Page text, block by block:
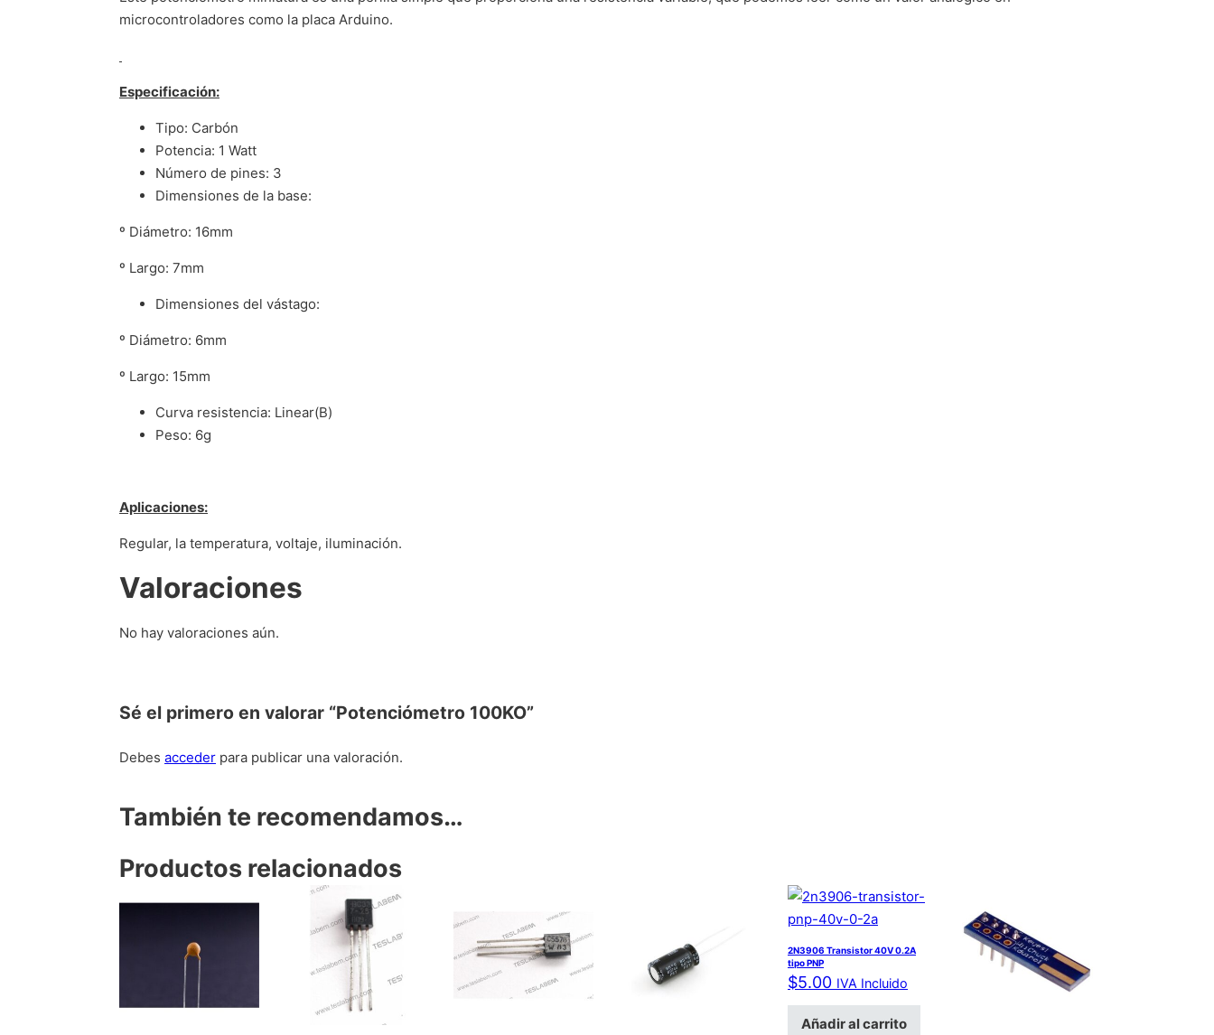
microcontroladores como la placa Arduino.
Especificación:
Tipo: Carbón
Potencia: 1 Watt
Número de pines: 3
Dimensiones de la base:
º Diámetro: 16mm
º Largo: 7mm
Dimensiones del vástago:
º Diámetro: 6mm
º Largo: 15mm
Curva resistencia: Linear(B)
Peso: 6g
Aplicaciones:
Regular, la temperatura, voltaje, iluminación.
Valoraciones
No hay valoraciones aún.
Sé el primero en valorar “Potenciómetro 100KO”
Debes acceder para publicar una valoración.
También te recomendamos…
Productos relacionados
2N3906 Transistor 40V 0.2A
tipo PNP
$5.00 IVA Incluido
Añadir al carrito